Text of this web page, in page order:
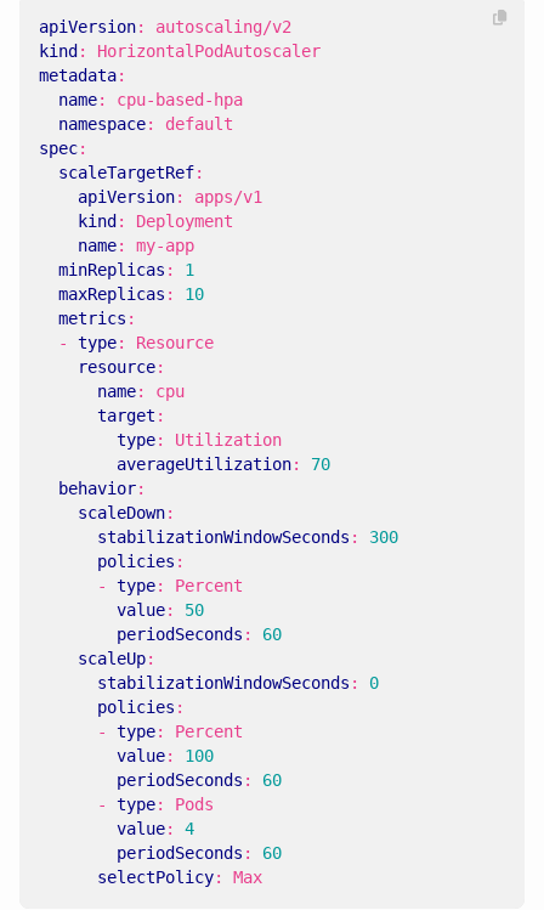
apiVersion:
autoscaling/v2
kind :
HorizontalPodAutoscaler
metadata:
name:
cpu-based-hpa
namespace:
default
spec:
scaleTargetRef:
apiVersion:
apps/v1
kind :
Deployment
name:
my-app
minReplicas :
1
maxReplicas :
10
metrics :
- type:
Resource
resource:
name:
cpu
target :
type:
Utilization
averageUtilization:
70
behavior:
scaleDown:
stabilizationWindowSeconds :
300
policies :
- type:
Percent
value:
50
periodSeconds :
60
scaleUp:
stabilizationWindowSeconds :
0
policies :
- type:
Percent
value:
100
periodSeconds :
60
- type:
Pods
value:
4
periodSeconds :
60
selectPolicy: Max